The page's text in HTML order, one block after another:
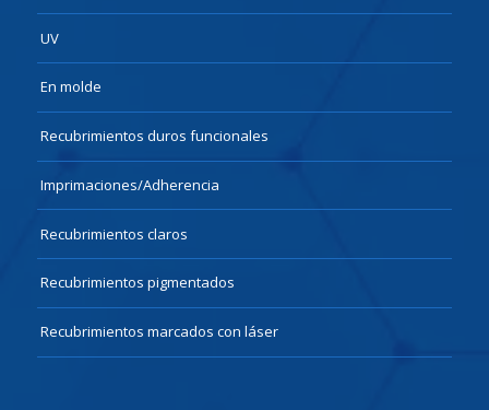
UV
En molde
Recubrimientos duros funcionales
Imprimaciones/Adherencia
Recubrimientos claros
Recubrimientos pigmentados
Recubrimientos marcados con láser